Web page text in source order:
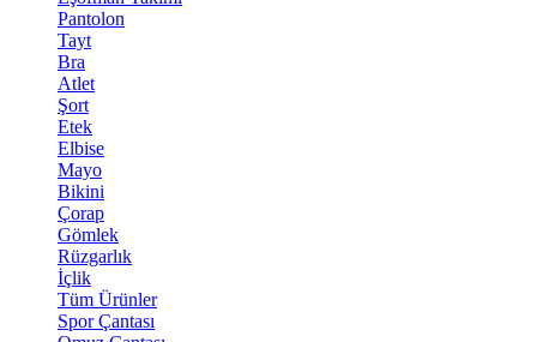
Pantolon
Tayt
Bra
Atlet
Şort
Etek
Elbise
Mayo
Bikini
Çorap
Gömlek
Rüzgarlık
İçlik
Tüm Ürünler
Spor Çantası